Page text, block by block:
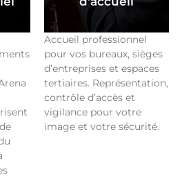
Accueil professionnel
pour vos bureaux, sièges
d’entreprises et espaces
tertiaires. Représentation,
contrôle d’accès et
vigilance pour votre
image et votre sécurité.